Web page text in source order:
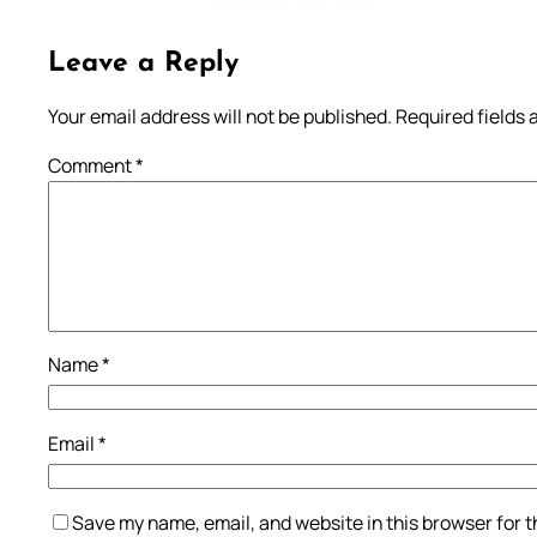
Leave a Reply
Your email address will not be published. Required fields
Comment*
Name*
Email*
Save my name, email, and website in this browser for